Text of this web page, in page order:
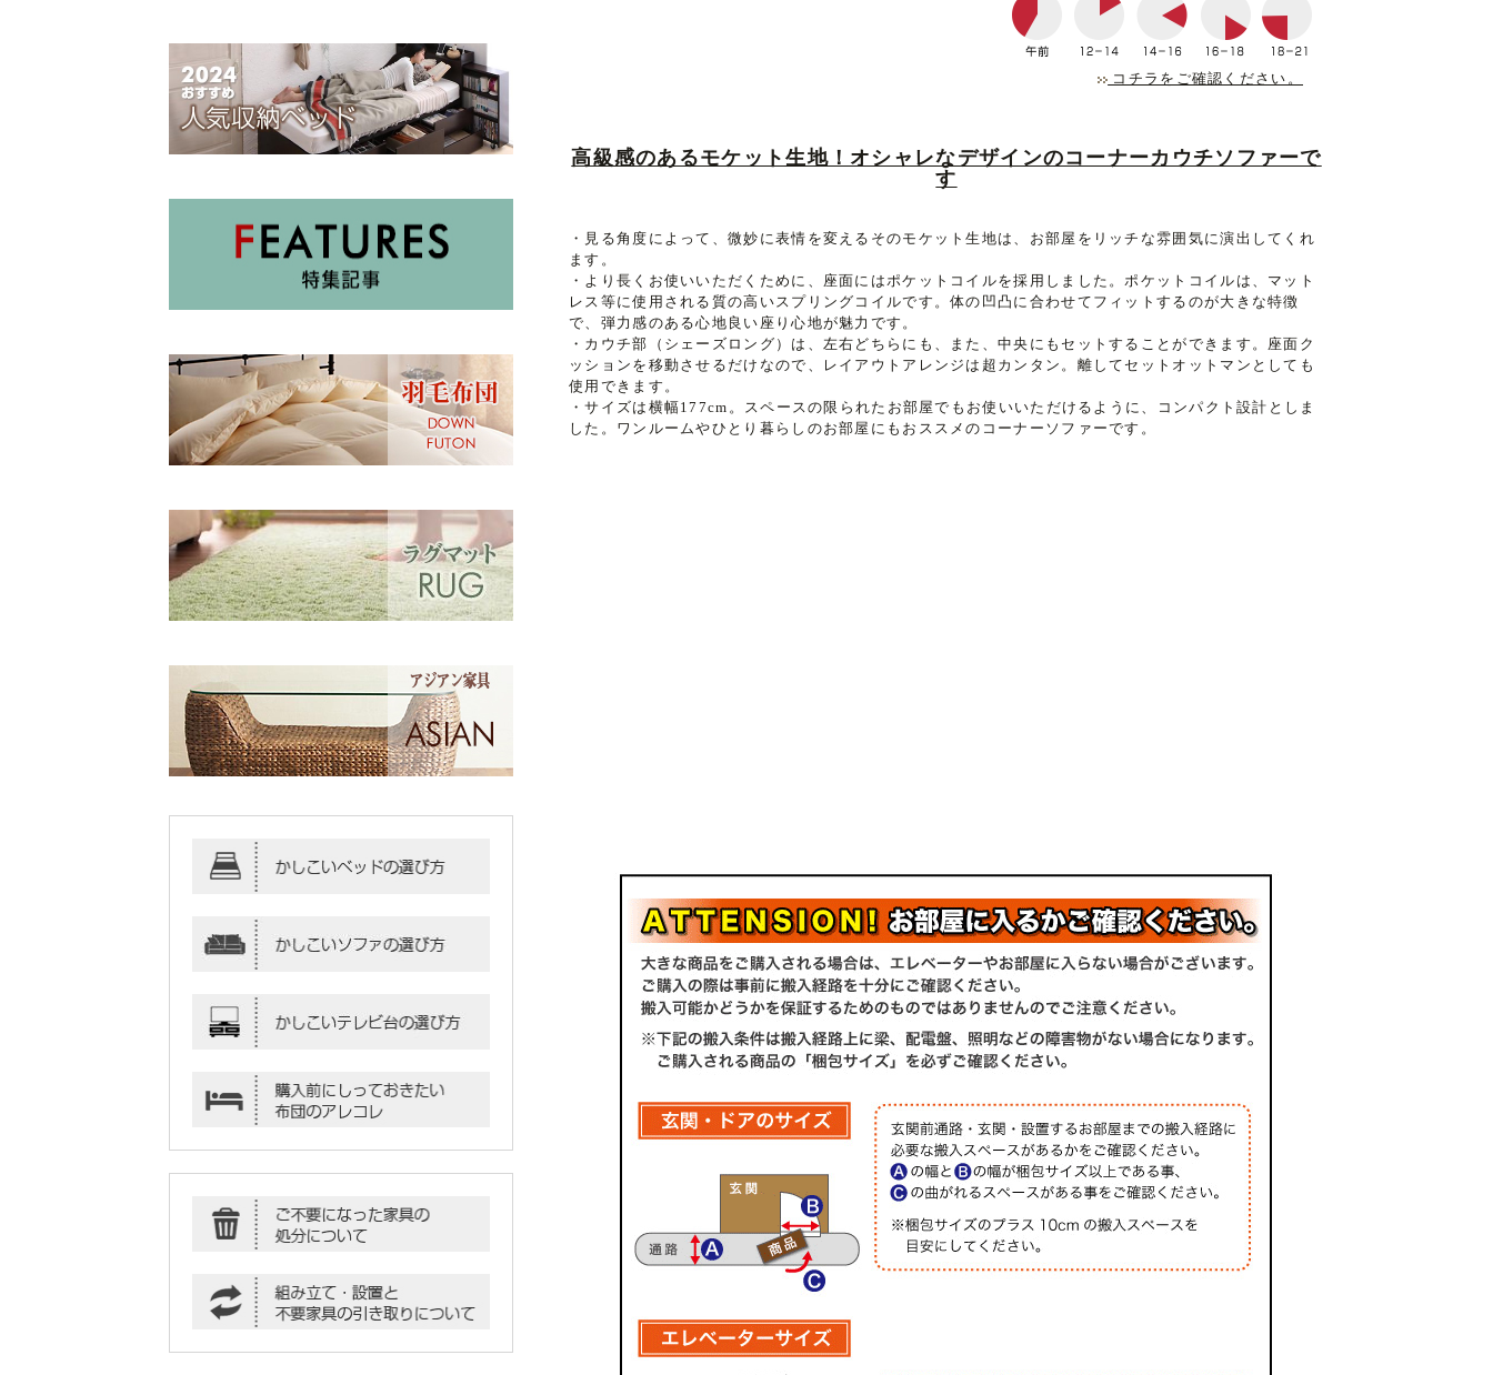
コチラをご確認ください。
高級感のあるモケット生地！オシャレなデザインのコーナーカウチソファーで
す
・見る角度によって、微妙に表情を変えるそのモケット生地は、お部屋をリッチな雰囲気に演出してくれ
ます。
・より長くお使いいただくために、座面にはポケットコイルを採用しました。ポケットコイルは、マット
レス等に使用される質の高いスプリングコイルです。体の凹凸に合わせてフィットするのが大きな特徴
で、弾力感のある心地良い座り心地が魅力です。
・カウチ部（シェーズロング）は、左右どちらにも、また、中央にもセットすることができます。座面ク
ッションを移動させるだけなので、レイアウトアレンジは超カンタン。離してセットオットマンとしても
使用できます。
・サイズは横幅177cm。スペースの限られたお部屋でもお使いいただけるように、コンパクト設計としま
した。ワンルームやひとり暮らしのお部屋にもおススメのコーナーソファーです。